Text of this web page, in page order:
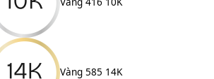
Vàng 585 14K